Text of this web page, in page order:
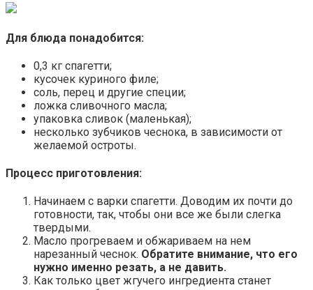
Для блюда понадобится:
0,3 кг спагетти;
кусочек куриного филе;
соль, перец и другие специи;
ложка сливочного масла;
упаковка сливок (маленькая);
несколько зубчиков чеснока, в зависимости от
желаемой остроты.
Процесс приготовления:
Начинаем с варки спагетти. Доводим их почти до
готовности, так, чтобы они все же были слегка
твердыми.
Масло прогреваем и обжариваем на нем
нарезанный чеснок. Обратите внимание, что его
нужно именно резать, а не давить.
Как только цвет жгучего ингредиента станет